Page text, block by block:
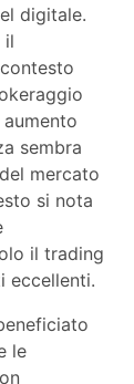
digitale.
il
sembra
mercato
si nota
il trading
eccellenti.
le